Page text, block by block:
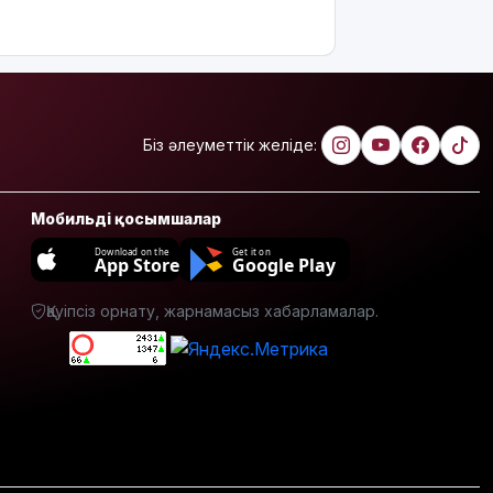
болып
Белгілі
блогер
былапыт
айтқаны
Біз әлеуметтік желіде:
Мобильді қосымшалар
Download on the
App Store
Get it on
Google Play
Қауіпсіз орнату, жарнамасыз хабарламалар.